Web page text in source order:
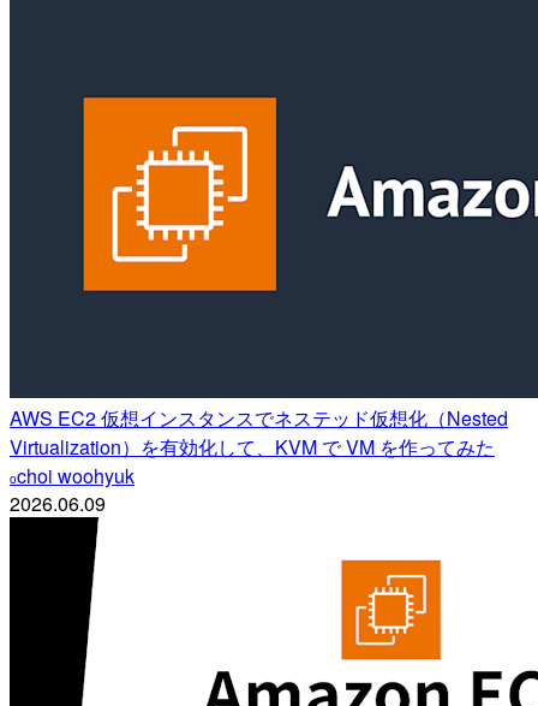
AWS EC2 仮想インスタンスでネステッド仮想化（Nested
Virtualization）を有効化して、KVM で VM を作ってみた
ochoi woohyuk
2026.06.09